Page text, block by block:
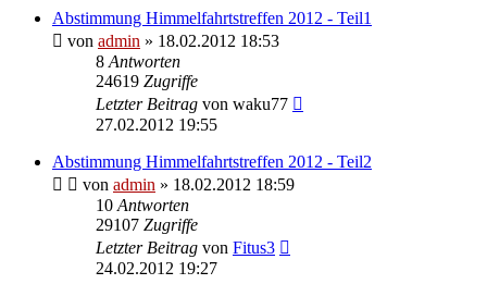
Abstimmung Himmelfahrtstreffen 2012 - Teil1
von admin » 18.02.2012 18:53
8 Antworten
24619 Zugriffe
Letzter Beitrag von waku77
27.02.2012 19:55
Abstimmung Himmelfahrtstreffen 2012 - Teil2
von admin » 18.02.2012 18:59
10 Antworten
29107 Zugriffe
Letzter Beitrag von Fitus3
24.02.2012 19:27